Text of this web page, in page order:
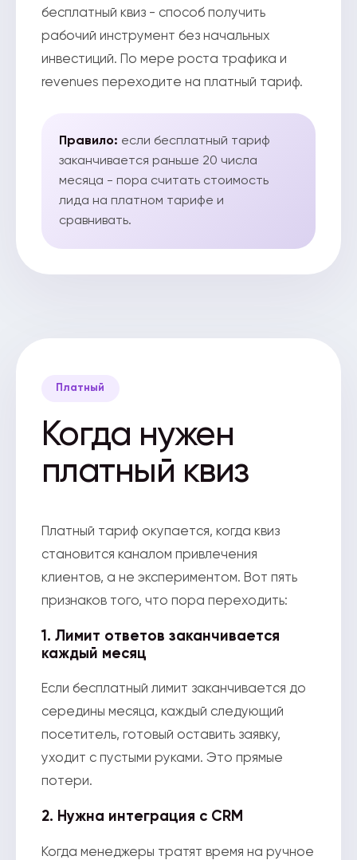
бесплатный квиз - способ получить
рабочий инструмент без начальных
инвестиций. По мере роста трафика и
revenues переходите на платный тариф.
Правило: если бесплатный тариф
заканчивается раньше 20 числа
месяца - пора считать стоимость
лида на платном тарифе и
сравнивать.
Платный
Когда нужен
платный квиз
Платный тариф окупается, когда квиз
становится каналом привлечения
клиентов, а не экспериментом. Вот пять
признаков того, что пора переходить:
1. Лимит ответов заканчивается
каждый месяц
Если бесплатный лимит заканчивается до
середины месяца, каждый следующий
посетитель, готовый оставить заявку,
уходит с пустыми руками. Это прямые
потери.
2. Нужна интеграция с CRM
Когда менеджеры тратят время на ручное